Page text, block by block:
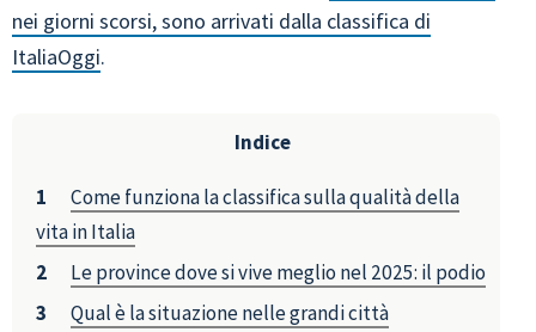
nei giorni scorsi, sono arrivati dalla classifica di
ItaliaOggi.
Indice
Come funziona la classifica sulla qualità della
vita in Italia
Le province dove si vive meglio nel 2025: il podio
Qual è la situazione nelle grandi città